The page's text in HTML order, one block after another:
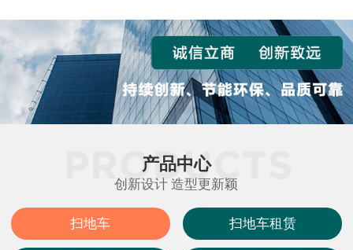
产品中心
创新设计 造型更新颖
扫地车 扫地车租赁